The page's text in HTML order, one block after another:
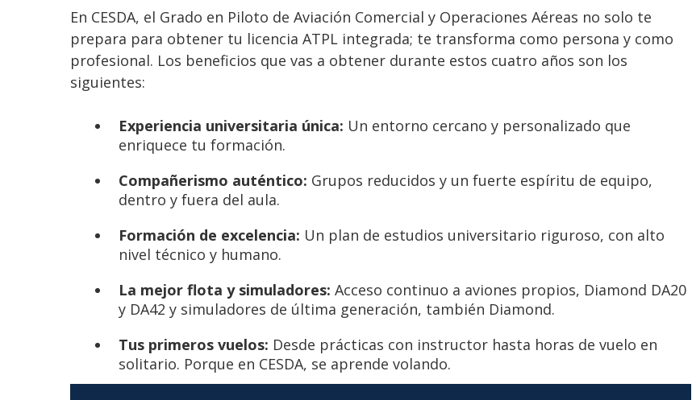
En CESDA, el Grado en Piloto de Aviación Comercial y Operaciones Aéreas no solo te
prepara para obtener tu licencia ATPL integrada; te transforma como persona y como
profesional. Los beneficios que vas a obtener durante estos cuatro años son los
siguientes:
Experiencia universitaria única: Un entorno cercano y personalizado que
enriquece tu formación.
Compañerismo auténtico: Grupos reducidos y un fuerte espíritu de equipo,
dentro y fuera del aula.
Formación de excelencia: Un plan de estudios universitario riguroso, con alto
nivel técnico y humano.
La mejor flota y simuladores: Acceso continuo a aviones propios, Diamond DA20
y DA42 y simuladores de última generación, también Diamond.
Tus primeros vuelos: Desde prácticas con instructor hasta horas de vuelo en
solitario. Porque en CESDA, se aprende volando.